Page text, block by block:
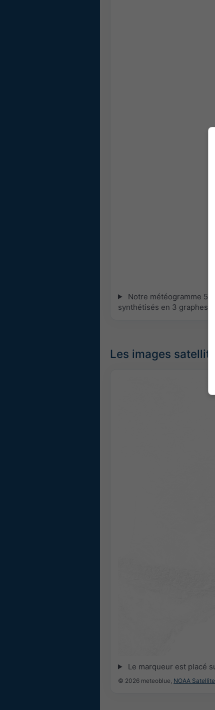
Notre météogramme 5
synthétisés en 3 graphes :
Les images
Le marqueur est placé
© 2026 meteoblue, NOAA